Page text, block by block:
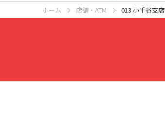
ホーム 店舗・ATM 013 小千谷支店